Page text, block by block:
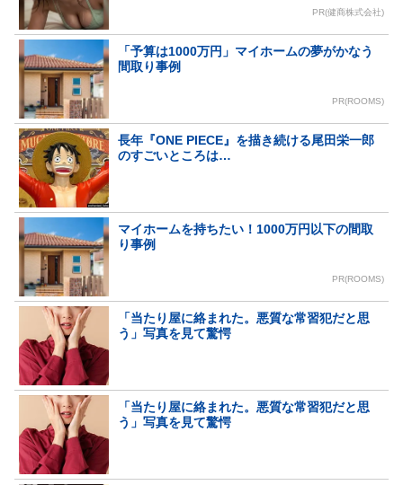
PR(健商株式会社)
「予算は1000万円」マイホームの夢がかなう
間取り事例
PR(ROOMS)
長年『ONE PIECE』を描き続ける尾田栄一郎
のすごいところは…
マイホームを持ちたい！1000万円以下の間取
り事例
PR(ROOMS)
「当たり屋に絡まれた。悪質な常習犯だと思
う」写真を見て驚愕
「当たり屋に絡まれた。悪質な常習犯だと思
う」写真を見て驚愕